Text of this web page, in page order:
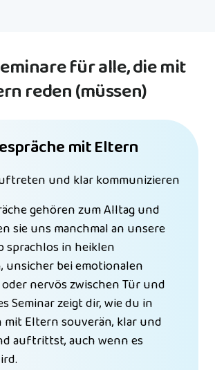
für alle, die mit
reden (müssen)
mit Eltern
und klar kommunizieren
gehören zum Alltag und
sie uns manchmal an unsere
sprachlos in heiklen
unsicher bei emotionalen
nervös zwischen Tür und
Seminar zeigt dir, wie du in
mit Eltern souverän, klar und
auftrittst, auch wenn es